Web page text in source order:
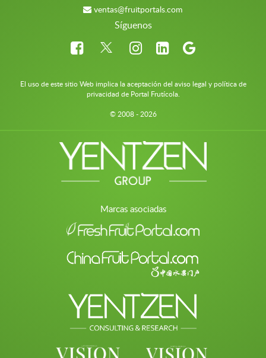
ventas@fruitportals.com
Síguenos
El uso de este sitio Web implica la aceptación del aviso legal y política de
privacidad de Portal Frutícola.
© 2008 - 2026
Marcas asociadas